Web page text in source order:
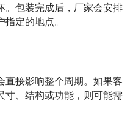
。包装完成后，厂家会安排
定的地点。
直接影响整个周期。如果客
寸、结构或功能，则可能需